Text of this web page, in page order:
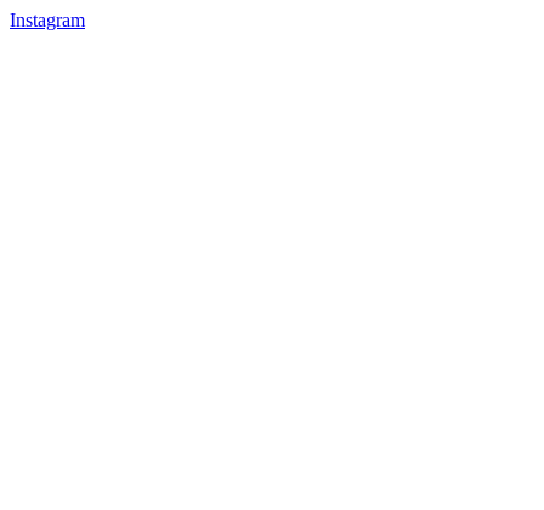
Instagram